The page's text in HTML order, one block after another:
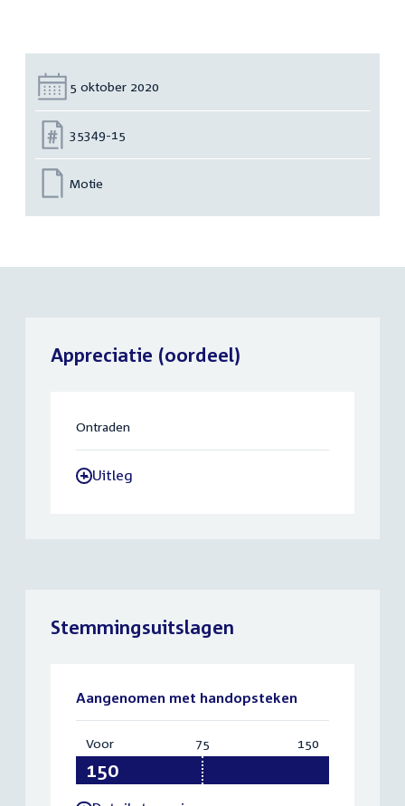
Datum:
5 oktober 2020
Nummer:
35349-15
Motie
Appreciatie (oordeel)
Ontraden
-Uitleg
Stemmingsuitslagen
Aangenomen met handopsteken
Voor:
150
75 150